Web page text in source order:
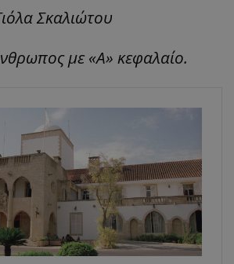
αΣκαλιώτου
με «Α» κεφαλαίο.